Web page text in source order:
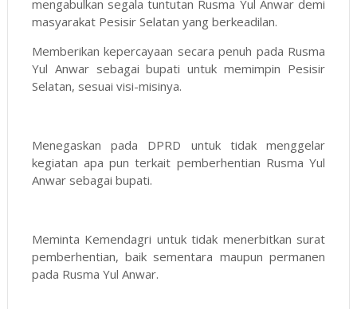
mengabulkan segala tuntutan Rusma Yul Anwar demi
masyarakat Pesisir Selatan yang berkeadilan.
Memberikan kepercayaan secara penuh pada Rusma
Yul Anwar sebagai bupati untuk memimpin Pesisir
Selatan, sesuai visi-misinya.
Menegaskan pada DPRD untuk tidak menggelar
kegiatan apa pun terkait pemberhentian Rusma Yul
Anwar sebagai bupati.
Meminta Kemendagri untuk tidak menerbitkan surat
pemberhentian, baik sementara maupun permanen
pada Rusma Yul Anwar.